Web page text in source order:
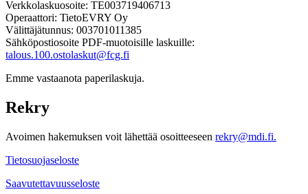
Verkkolaskuosoite: TE003719406713
Operaattori: TietoEVRY Oy
Välittäjätunnus: 003701011385
Sähköpostiosoite PDF-muotoisille laskuille:
talous.100.ostolaskut@fcg.fi
Emme vastaanota paperilaskuja.
Rekry
Avoimen hakemuksen voit lähettää osoitteeseen rekry@mdi.fi.
Tietosuojaseloste
Saavutettavuusseloste